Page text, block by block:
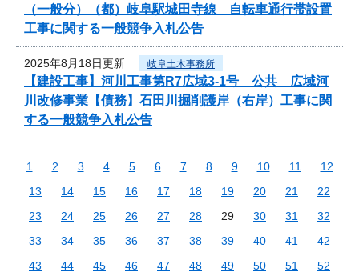
（一般分）（都）岐阜駅城田寺線 自転車通行帯設置
工事に関する一般競争入札公告
2025年8月18日更新 岐阜土木事務所
【建設工事】河川工事第R7広域3-1号 公共 広域河
川改修事業【債務】石田川掘削護岸（右岸）工事に関
する一般競争入札公告
1 2 3 4 5 6 7 8 9 10 11
12
13
14 15 16 17 18 19 20 21
22
23
24 25 26 27 28 29 30 31
32
33
34 35 36 37 38 39 40 41
42
43
44 45 46 47 48 49 50 51
52